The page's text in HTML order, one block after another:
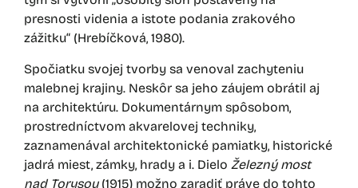
presnosti videnia a istote podania zrakového
zážitku“ (Hrebíčková, 1980).
Spočiatku svojej tvorby sa venoval zachyteniu
malebnej krajiny. Neskôr sa jeho záujem obrátil aj
na architektúru. Dokumentárnym spôsobom,
prostredníctvom akvarelovej techniky,
zaznamenával architektonické pamiatky, historické
jadrá miest, zámky, hrady a i. Dielo Železný most
nad Torysou(1915) možno zaradiť práve do tohto